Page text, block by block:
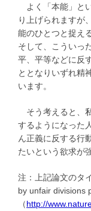
よく「本能」と
り上げられますが
能のひとつと捉え
そして、こういっ
平、平等などに反
ととなりいずれ精
います。
そう考えると、
するようになった
ん正義に反する行
たいという欲求が
注：上記論文のタ
by unfair divisions
（http://